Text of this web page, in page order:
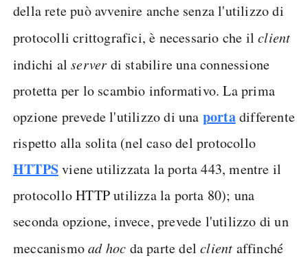
della rete può avvenire anche senza l'utilizzo di
protocolli crittografici, è necessario che ilclient
indichi alserver di stabilire una connessione
protetta per lo scambio informativo. La prima
opzione prevede l'utilizzo di una portadifferente
rispetto alla solita (nel caso del protocollo
HTTPSviene utilizzata la porta 443, mentre il
protocollo HTTP utilizza la porta 80); una
seconda opzione, invece, prevede l'utilizzo di un
meccanismoad hoc da parte delclient affinché